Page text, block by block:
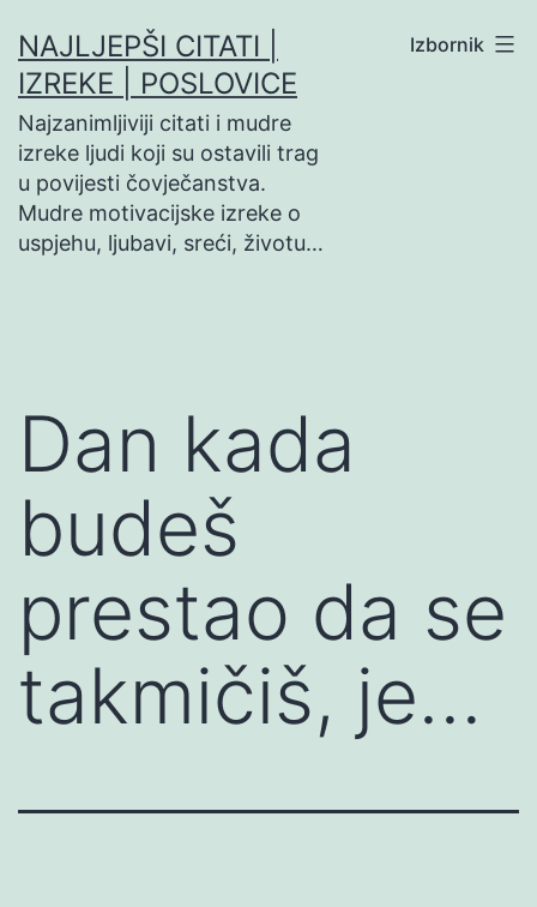
na
sadržaj
NAJLJEPŠI CITATI |
IZREKE | POSLOVICE
Najzanimljiviji citati i mudre
izreke ljudi koji su ostavili trag
u povijesti čovječanstva.
Mudre motivacijske izreke o
uspjehu, ljubavi, sreći, životu…
Izbornik
Dan kada
budeš
prestao da se
takmičiš, je…